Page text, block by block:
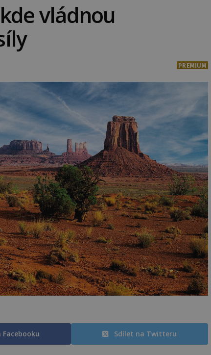
vládnou
PREMIUM
Facebooku Sdílet na Twitteru